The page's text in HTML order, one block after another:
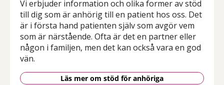
Vi erbjuder information och olika former av stöd
till dig som är anhörig till en patient hos oss. Det
är i första hand patienten själv som avgör vem
som är närstående. Ofta är det en partner eller
någon i familjen, men det kan också vara en god
vän.
Läs mer om stöd för anhöriga